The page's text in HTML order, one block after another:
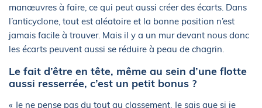
manœuvres à faire, ce qui peut aussi créer des écarts. Dans
l’anticyclone, tout est aléatoire et la bonne position n’est
jamais facile à trouver. Mais il y a un mur devant nous donc
les écarts peuvent aussi se réduire à peau de chagrin.
Le fait d’être en tête, même au sein d’une flotte
aussi resserrée, c’est un petit bonus ?
« Je ne pense pas du tout au classement. Je sais que si je